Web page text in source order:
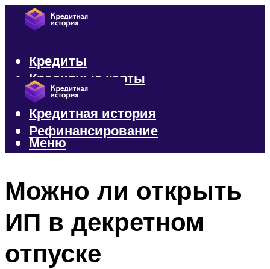
Кредиты
Кредитные карты
Микрозаймы
Кредитная история
Рефинансирование
Меню
Можно ли открыть
ИП в декретном
отпуске